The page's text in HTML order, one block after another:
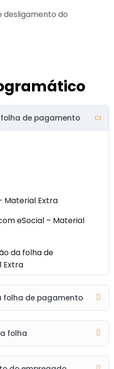
desligamento do
de pagamento
Material Extra
eSocial – Material
da folha de
Extra
folha de pagamento
folha